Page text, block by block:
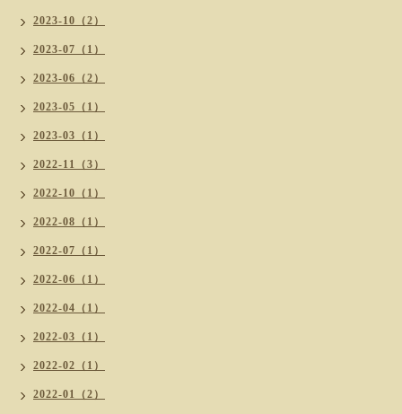
2023-10（2）
2023-07（1）
2023-06（2）
2023-05（1）
2023-03（1）
2022-11（3）
2022-10（1）
2022-08（1）
2022-07（1）
2022-06（1）
2022-04（1）
2022-03（1）
2022-02（1）
2022-01（2）